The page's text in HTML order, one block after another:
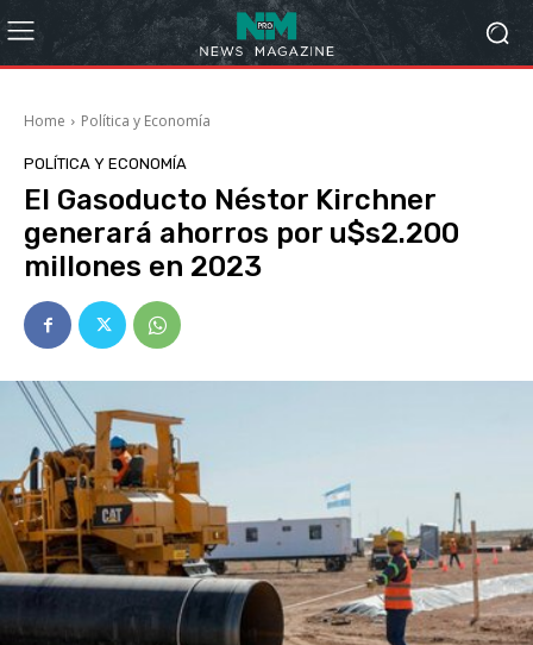
Home Política y Economía
POLÍTICA Y ECONOMÍA
El Gasoducto Néstor Kirchner
generará ahorros por u$s2.200
millones en 2023